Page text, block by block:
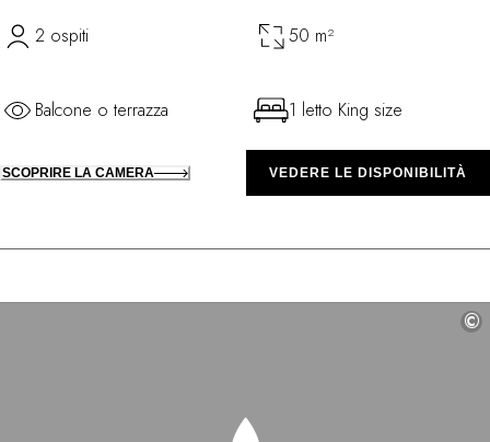
2 ospiti 50 m²
Balcone o terrazza 1 letto King size
SCOPRIRE LA CAMERA VEDERE LE DISPONIBILITÀ
©